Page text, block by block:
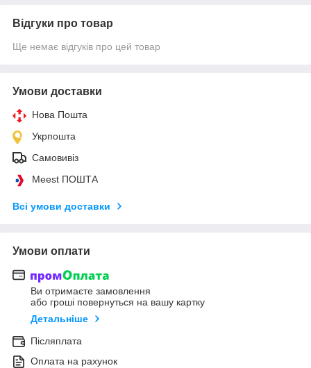
Відгуки про товар
Ще немає відгуків про цей товар
Умови доставки
Нова Пошта
Укрпошта
Самовивіз
Meest ПОШТА
Всі умови доставки
Умови оплати
Ви отримаєте замовлення
або гроші повернуться на вашу картку
Детальніше
Післяплата
Оплата на рахунок